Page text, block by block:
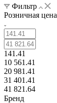
Фильтр
Розничная цена
141.41
10 561.41
20 981.41
31 401.41
41 821.64
Бренд